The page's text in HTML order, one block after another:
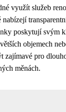
využít služeb
poskytují svým
objemech
zajímavé pro
měnách.